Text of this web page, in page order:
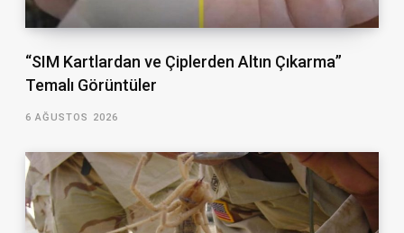
“SIM Kartlardan ve Çiplerden Altın Çıkarma”
Temalı Görüntüler
6 AĞUSTOS 2026